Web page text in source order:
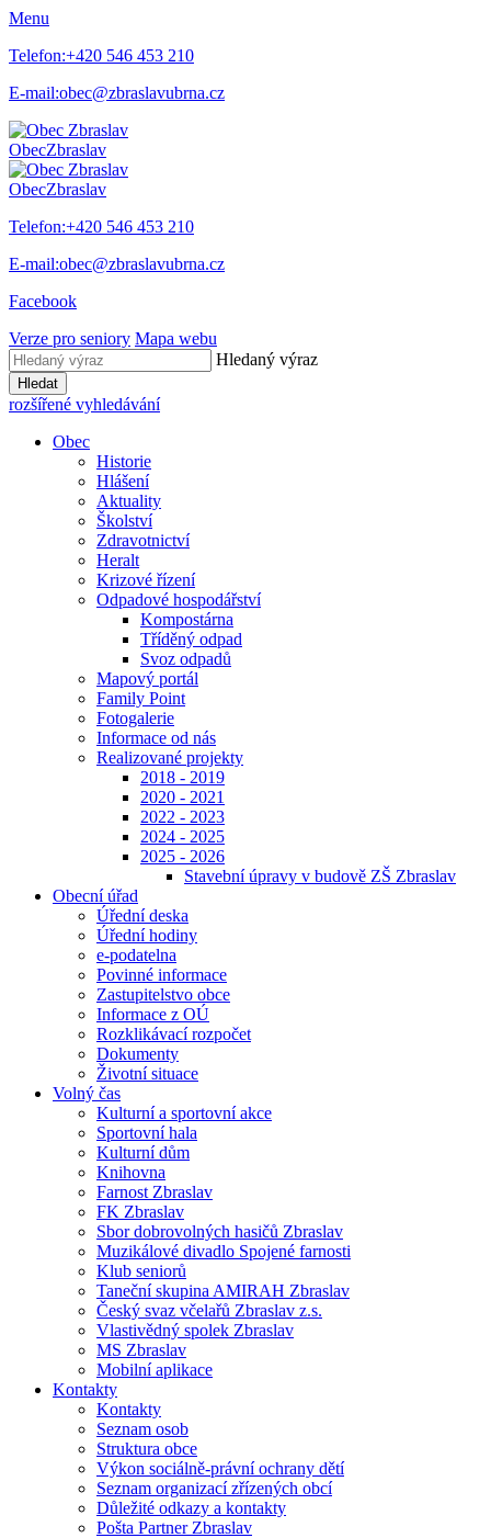
Menu
Telefon:+420 546 453 210
E-mail:obec@zbraslavubrna.cz
ObecZbraslav
ObecZbraslav
Telefon:+420 546 453 210
E-mail:obec@zbraslavubrna.cz
Facebook
Verze pro seniory Mapa webu
Hledaný výraz
Hledat
rozšířené vyhledávání
Obec
Historie
Hlášení
Aktuality
Školství
Zdravotnictví
Heralt
Krizové řízení
Odpadové hospodářství
Kompostárna
Tříděný odpad
Svoz odpadů
Mapový portál
Family Point
Fotogalerie
Informace od nás
Realizované projekty
2018 - 2019
2020 - 2021
2022 - 2023
2024 - 2025
2025 - 2026
Stavební úpravy v budově ZŠ Zbraslav
Obecní úřad
Úřední deska
Úřední hodiny
e-podatelna
Povinné informace
Zastupitelstvo obce
Informace z OÚ
Rozklikávací rozpočet
Dokumenty
Životní situace
Volný čas
Kulturní a sportovní akce
Sportovní hala
Kulturní dům
Knihovna
Farnost Zbraslav
FK Zbraslav
Sbor dobrovolných hasičů Zbraslav
Muzikálové divadlo Spojené farnosti
Klub seniorů
Taneční skupina AMIRAH Zbraslav
Český svaz včelařů Zbraslav z.s.
Vlastivědný spolek Zbraslav
MS Zbraslav
Mobilní aplikace
Kontakty
Kontakty
Seznam osob
Struktura obce
Výkon sociálně-právní ochrany dětí
Seznam organizací zřízených obcí
Důležité odkazy a kontakty
Pošta Partner Zbraslav